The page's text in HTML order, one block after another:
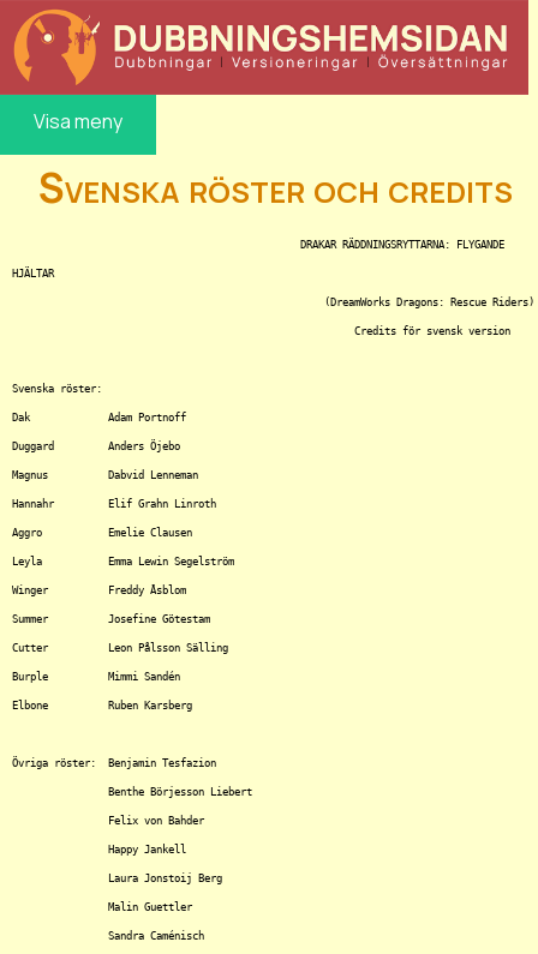
Visa meny
Svenska röster och credits
HJÄLTAR
Svenska röster:
Dak		Adam Portnoff
Duggard		Anders Öjebo
Magnus		Dabvid Lenneman
Hannahr		Elif Grahn Linroth
Aggro		Emelie Clausen
Leyla		Emma Lewin Segelström
Winger		Freddy Åsblom
Summer		Josefine Götestam
Cutter		Leon Pålsson Sälling
Burple		Mimmi Sandén
Elbone		Ruben Karsberg
Övriga röster:	Benjamin Tesfazion